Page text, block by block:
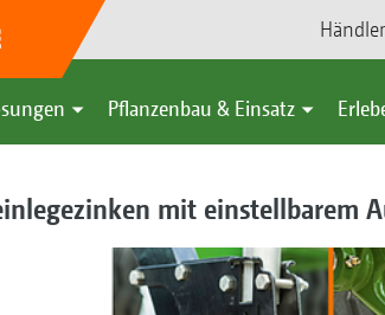
Pflanzenbau & Einsatz
mit einstellbarem